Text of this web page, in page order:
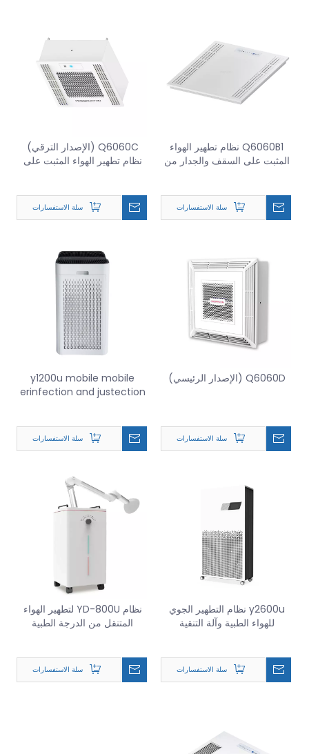
Q6060B1 نظام تطهير الهواء
المثبت على السقف والجدار من
سلة الاستفسارات
Q6060C (الإصدار الترقي)
نظام تطهير الهواء المثبت على
سلة الاستفسارات
Q6060D (الإصدار الرئيسي)
سلة الاستفسارات
y1200u mobile mobile
erinfection and justection
سلة الاستفسارات
y2600u نظام التطهير الجوي
للهواء الطبية وآلة التنقية
سلة الاستفسارات
نظام YD-800U لتطهير الهواء
المتنقل من الدرجة الطبية
سلة الاستفسارات